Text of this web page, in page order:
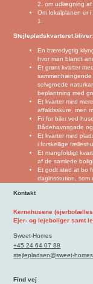
2, om udlægning af
Om lokalplanen er
1.
Stejlepladskvarteret bliver:
En bæredygtig
hvor man blandt
Et grønt kvarter
selvgroede
beplantning med
Et kvarter med
affaldsskure, men
Fri for biler ved
Bådehavnsgade
Et kvarter med
i forskellige
Et mangfoldigt
af de samlede
Et godt sted at bo
daginstitution, som
Kontakt
Kernehusene
Ejer- og lejeboliger samt
Sweet-Homes
+45 24 64 07 88
stejlepladsen@sweet-
Find vej